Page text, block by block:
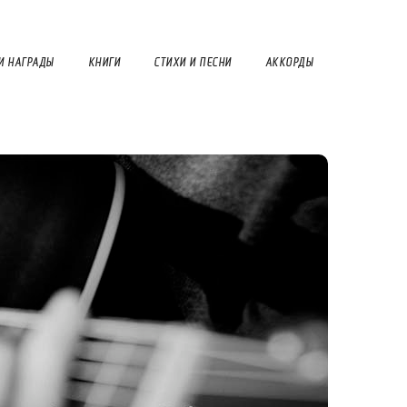
НАГРАДЫ КНИГИ СТИХИ И ПЕСНИ АККОРДЫ